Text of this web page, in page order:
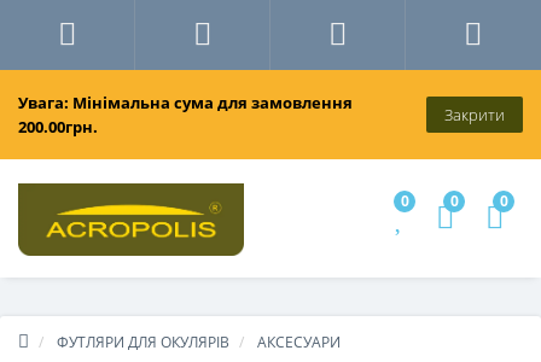
Увага: Мінімальна сума для замовлення
200.00грн.
Закрити
0 0 0
ФУТЛЯРИ ДЛЯ ОКУЛЯРІВ АКСЕСУАРИ